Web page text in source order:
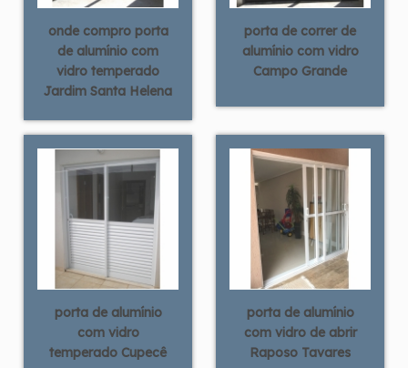
onde compro porta
de alumínio com
vidro temperado
Jardim Santa Helena
porta de correr de
alumínio com vidro
Campo Grande
porta de alumínio
com vidro
temperado Cupecê
porta de alumínio
com vidro de abrir
Raposo Tavares